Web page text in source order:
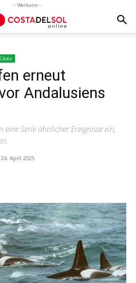
- Werbung -
Cádiz
erneut
Andalusiens
Serie ähnlicher Ereignisse ein,
24. April 2025